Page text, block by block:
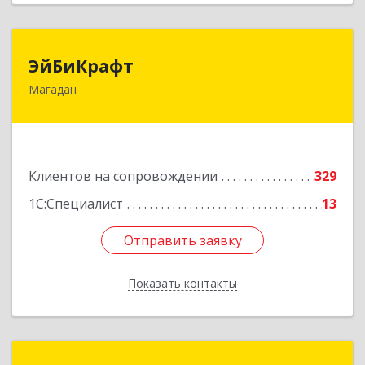
ЭйБиКрафт
Магадан
Клиентов на сопровождении
329
1С:Специалист
13
Отправить заявку
Показать контакты
685000, Магаданская обл, Магадан г, Полярная
Отправить заявку
Назад